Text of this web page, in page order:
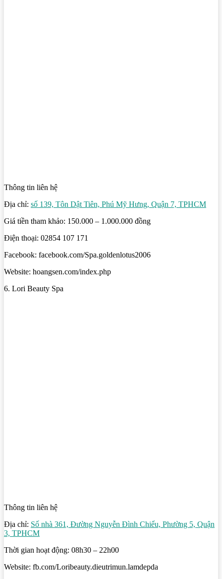
Thông tin liên hệ
Địa chỉ: số 139, Tôn Dật Tiên, Phú Mỹ Hưng, Quận 7, TPHCM
Giá tiền tham khảo: 150.000 – 1.000.000 đồng
Điện thoại: 02854 107 171
Facebook: facebook.com/Spa.goldenlotus2006
Website: hoangsen.com/index.php
6. Lori Beauty Spa
Thông tin liên hệ
Địa chỉ: Số nhà 361, Đường Nguyễn Đình Chiểu, Phường 5, Quận
3, TPHCM
Thời gian hoạt động: 08h30 – 22h00
Website: fb.com/Loribeauty.dieutrimun.lamdepda